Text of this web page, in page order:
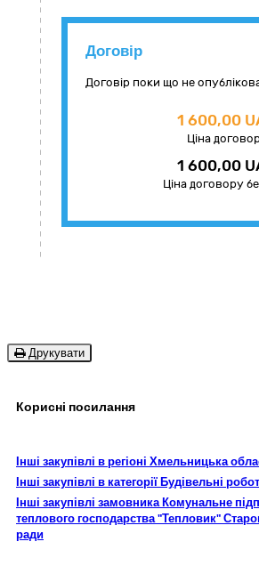
Договір
Договір поки що не
1 600,00
Ціна
1 600,00
Ціна договору
Друкувати
Корисні посилання
Інші закупівлі в регіоні Хмельницька
Інші закупівлі в категорії Будівельні
Інші закупівлі замовника Комунальне
теплового господарства "Тепловик"
ради